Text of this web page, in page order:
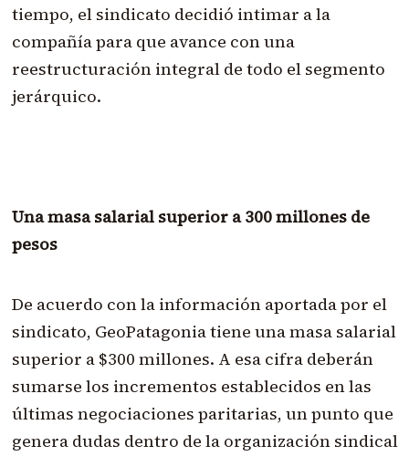
tiempo, el sindicato decidió intimar a la
compañía para que avance con una
reestructuración integral de todo el segmento
jerárquico.
Una masa salarial superior a 300 millones de
pesos
De acuerdo con la información aportada por el
sindicato, GeoPatagonia tiene una masa salarial
superior a $300 millones. A esa cifra deberán
sumarse los incrementos establecidos en las
últimas negociaciones paritarias, un punto que
genera dudas dentro de la organización sindical